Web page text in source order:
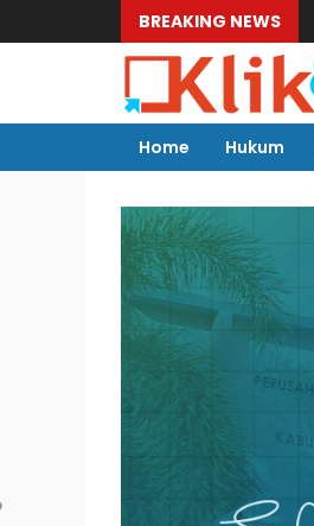
BREAKING NEWS
Home
Hukum